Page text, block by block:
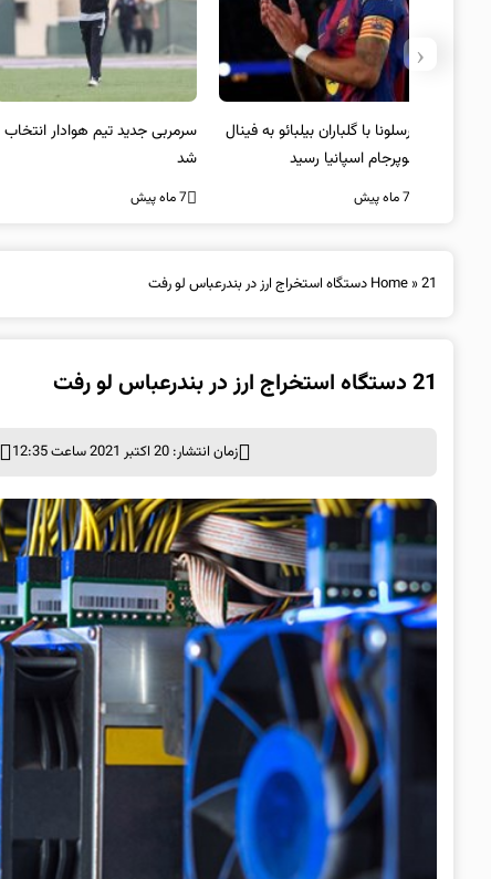
سرمربی جدید تیم هوادار انتخاب
شد
7 ماه پیش
پیروزی اینتر برای تثبیت
صدرنشینی/ افزایش فاصله با
ناپولی
7 ماه پیش
‹
Home »21 دستگاه استخراج ارز در بندرعباس لو رفت
21 دستگاه استخراج ارز در بندرعباس لو رفت
زمان انتشار: 20 اکتبر 2021 ساعت 12:35